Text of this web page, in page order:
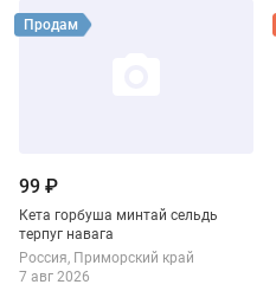
99 ₽
Кета горбуша минтай сельдь
терпуг навага
Смотреть объявление
Продам
Россия Приморский край
7 авг 2026